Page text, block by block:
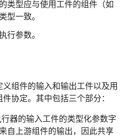
类型应与使用工件的组件（如
型一致。
行参数。
义组件的输入和输出工件以及用
协定。其中包括三个部分：
器的输入工件的类型化参数字
自上游组件的输出，因此共享